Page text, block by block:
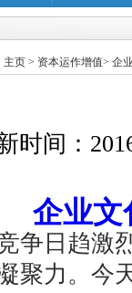
主页 > 资本运作增值> 企
时间：
企业文
争日趋激
聚力。今